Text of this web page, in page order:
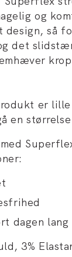
og
så
det
er
en
dagen lang
3%